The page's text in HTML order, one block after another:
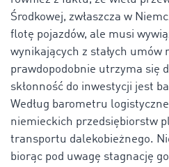
Środkowej, zwłaszcza w
flotę pojazdów, ale musi
wynikających z stałych umów
prawdopodobnie utrzyma się
skłonność do inwestycji jest
Według barometru
niemieckich przedsiębiorstw
transportu dalekobieżnego.
biorąc pod uwagę stagnację